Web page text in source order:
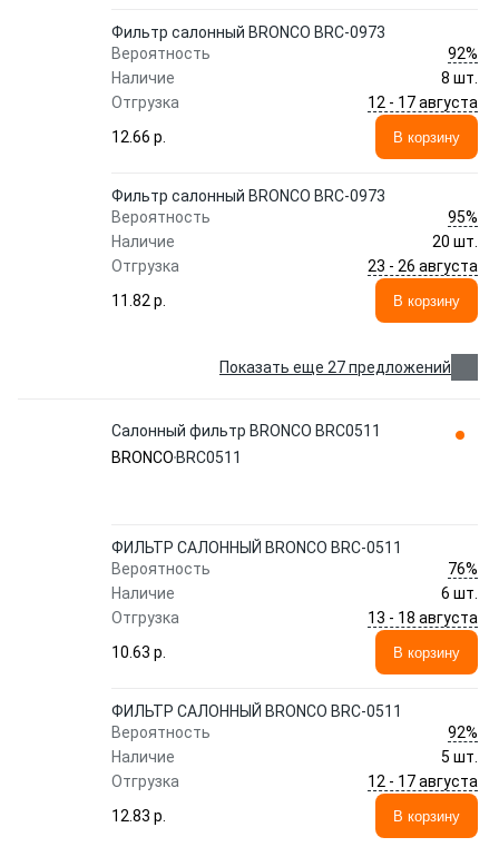
Фильтр салонный BRONCO BRC-0973
Вероятность
92%
Наличие
8 шт.
Отгрузка
12 - 17 августа
12.66 p.
В корзину
Фильтр салонный BRONCO BRC-0973
Вероятность
95%
Наличие
20 шт.
Отгрузка
23 - 26 августа
11.82 p.
В корзину
Показать еще 27 предложений
Салонный фильтр BRONCO BRC0511
BRONCO BRC0511
ФИЛЬТР САЛОННЫЙ BRONCO BRC-0511
Вероятность
76%
Наличие
6 шт.
Отгрузка
13 - 18 августа
10.63 p.
В корзину
ФИЛЬТР САЛОННЫЙ BRONCO BRC-0511
Вероятность
92%
Наличие
5 шт.
Отгрузка
12 - 17 августа
12.83 p.
В корзину